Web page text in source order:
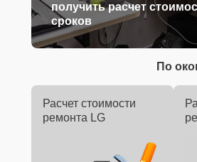
получить расчет
сроков
По
Расчет стоимости
ремонта LG